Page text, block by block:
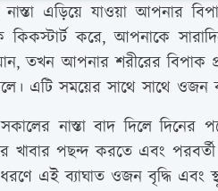
এড়িয়ে যাওয়া আপনার
কিকস্টার্ট করে, আপনাকে
তখন আপনার শরীরের বিপাক
এটি সময়ের সাথে সাথে ওজন
সকালের নাস্তা বাদ দিলে
খাবার পছন্দ করতে এবং
এই ব্যাঘাত ওজন বৃদ্ধি এবং